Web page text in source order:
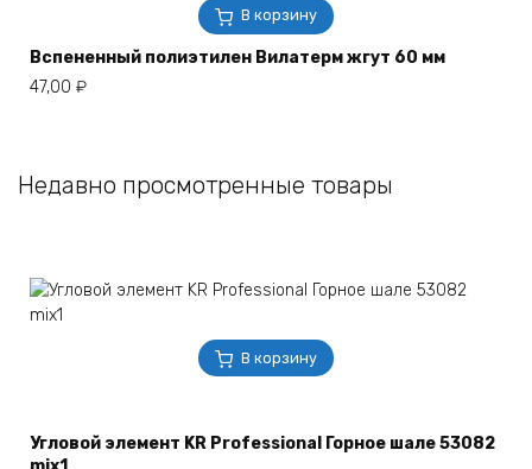
В корзину
Вспененный полиэтилен Вилатерм жгут 60 мм
47,00 ₽
Недавно просмотренные товары
В корзину
Угловой элемент KR Professional Горное шале 53082